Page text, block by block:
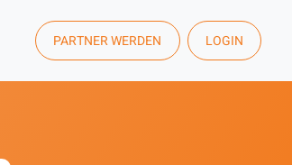
PARTNER WERDEN LOGIN